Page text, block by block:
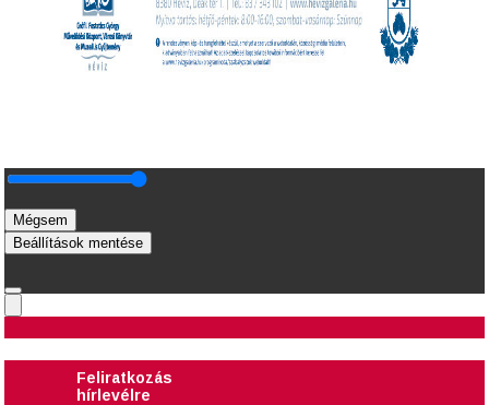
Mégsem
Beállítások mentése
Feliratkozás
hírlevélre